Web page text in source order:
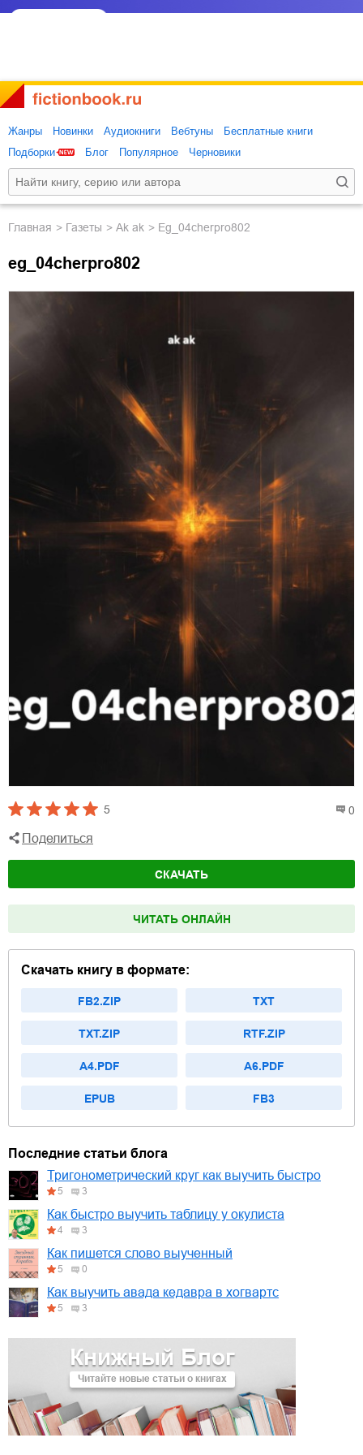
Жанры Новинки Аудиокниги Вебтуны
Бесплатные книги
Подборки
Блог Популярное Черновики
Главная газеты ak ak eg_04cherpro802
eg_04cherpro802
5 0
Поделиться
СКАЧАТЬ
ЧИТАТЬ ОНЛАЙН
Скачать книгу в формате:
FB2.ZIP TXT
TXT.ZIP RTF.ZIP
A4.PDF A6.PDF
EPUB FB3
Книжный Блог
Читайте новые статьи о книгах
Последние статьи блога
Тригонометрический круг как выучить быстро
5 3
Как быстро выучить таблицу у окулиста
4 3
Как пишется слово выученный
5 0
Как выучить авада кедавра в хогвартс
5 3